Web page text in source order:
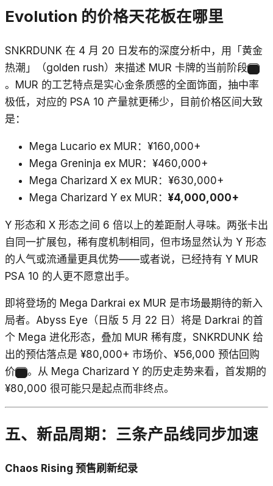
Evolution 的价格天花板在哪里
SNKRDUNK 在 4 月 20 日发布的深度分析中，用「黄金
热潮」（golden rush）来描述 MUR 卡牌的当前阶段
。MUR 的工艺特点是实心金条质感的全面饰面，抽中率
极低，对应的 PSA 10 产量就更稀少，目前价格区间大致
是：
Mega Lucario ex MUR：¥160,000+
Mega Greninja ex MUR：¥460,000+
Mega Charizard X ex MUR：¥630,000+
Mega Charizard Y ex MUR： ¥4,000,000+
Y 形态和 X 形态之间 6 倍以上的差距耐人寻味。两张卡出
自同一扩展包，稀有度机制相同，但市场显然认为 Y 形态
的人气或流通量更具优势——或者说，已经持有 Y MUR
PSA 10 的人更不愿意出手。
即将登场的 Mega Darkrai ex MUR 是市场最期待的新入
局者。Abyss Eye（日版 5 月 22 日）将是 Darkrai 的首
个 Mega 进化形态，叠加 MUR 稀有度，SNKRDUNK 给
出的预估落点是 ¥80,000+ 市场价、¥56,000 预估回购
价
。从 Mega Charizard Y 的历史走势来看，首发期的
¥80,000 很可能只是起点而非终点。
五、新品周期：三条产品线同步加速
Chaos Rising 预售刷新纪录